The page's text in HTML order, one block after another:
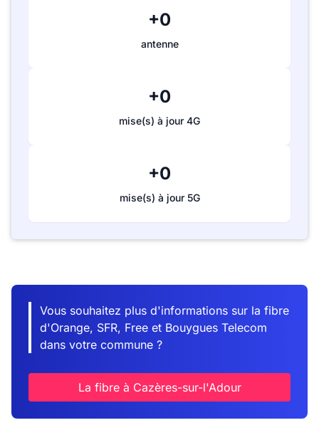
+0
antenne
+0
mise(s) à jour 4G
+0
mise(s) à jour 5G
Vous souhaitez plus d'informations sur la fibre
d'Orange, SFR, Free et Bouygues Telecom
dans votre commune ?
La fibre à Cazères-sur-l'Adour